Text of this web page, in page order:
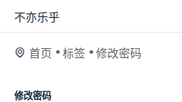
不亦乐乎
首页 标签 修改密码
修改密码